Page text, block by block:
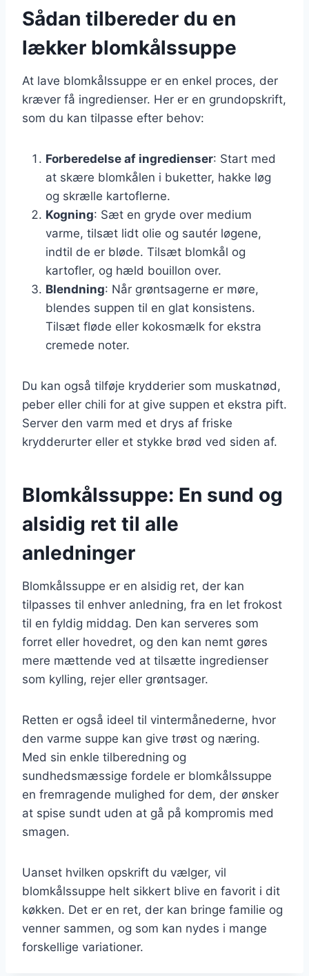
Sådan tilbereder du en
lækker blomkålssuppe
At lave blomkålssuppe er en enkel proces, der
kræver få ingredienser. Her er en grundopskrift,
som du kan tilpasse efter behov:
Forberedelse af ingredienser: Start med
at skære blomkålen i buketter, hakke løg
og skrælle kartoflerne.
Kogning: Sæt en gryde over medium
varme, tilsæt lidt olie og sautér løgene,
indtil de er bløde. Tilsæt blomkål og
kartofler, og hæld bouillon over.
Blendning: Når grøntsagerne er møre,
blendes suppen til en glat konsistens.
Tilsæt fløde eller kokosmælk for ekstra
cremede noter.
Du kan også tilføje krydderier som muskatnød,
peber eller chili for at give suppen et ekstra pift.
Server den varm med et drys af friske
krydderurter eller et stykke brød ved siden af.
Blomkålssuppe: En sund og
alsidig ret til alle
anledninger
Blomkålssuppe er en alsidig ret, der kan
tilpasses til enhver anledning, fra en let frokost
til en fyldig middag. Den kan serveres som
forret eller hovedret, og den kan nemt gøres
mere mættende ved at tilsætte ingredienser
som kylling, rejer eller grøntsager.
Retten er også ideel til vintermånederne, hvor
den varme suppe kan give trøst og næring.
Med sin enkle tilberedning og
sundhedsmæssige fordele er blomkålssuppe
en fremragende mulighed for dem, der ønsker
at spise sundt uden at gå på kompromis med
smagen.
Uanset hvilken opskrift du vælger, vil
blomkålssuppe helt sikkert blive en favorit i dit
køkken. Det er en ret, der kan bringe familie og
venner sammen, og som kan nydes i mange
forskellige variationer.